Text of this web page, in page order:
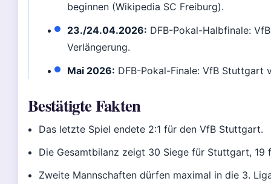
beginnen (Wikipedia SC Freiburg).
23./24.04.2026: DFB-Pokal-Halbfinale:
Verlängerung.
Mai 2026: DFB-Pokal-Finale: VfB Stuttgart
Bestätigte Fakten
Das letzte Spiel endete 2:1 für den VfB Stuttgart.
Die Gesamtbilanz zeigt 30 Siege für Stuttgart, 19
Zweite Mannschaften dürfen maximal in die 3.